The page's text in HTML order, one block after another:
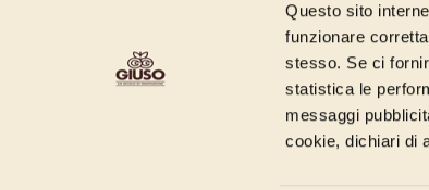
Questo sito
funzionare
stesso. Se ci
statistica le
messaggi
cookie, dichiari di
Senza derivati del Latte Aggiunti